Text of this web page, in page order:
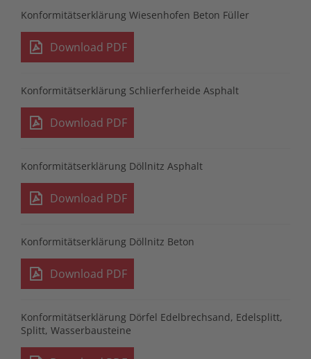
Konformitätserklärung Wiesenhofen Beton Füller
Download PDF
Konformitätserklärung Schlierferheide Asphalt
Download PDF
Konformitätserklärung Döllnitz Asphalt
Download PDF
Konformitätserklärung Döllnitz Beton
Download PDF
Konformitätserklärung Dörfel Edelbrechsand, Edelsplitt,
Splitt, Wasserbausteine